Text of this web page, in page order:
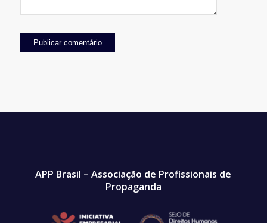
APP Brasil – Associação de Profissionais de
Propaganda